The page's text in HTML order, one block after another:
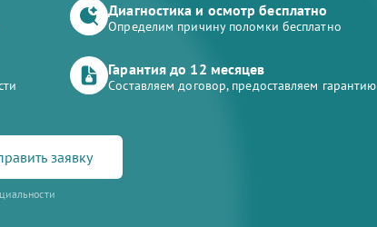
Диагностика и осмотр бесплатно
Определим причину поломки бесплатно
Гарантия до 12 месяцев
Составляем договор, предоставляем гарантию
заявку